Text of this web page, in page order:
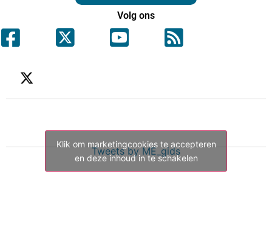
Volg ons
Tweets by ME_gids
Klik om marketingcookies te accepteren
en deze inhoud in te schakelen